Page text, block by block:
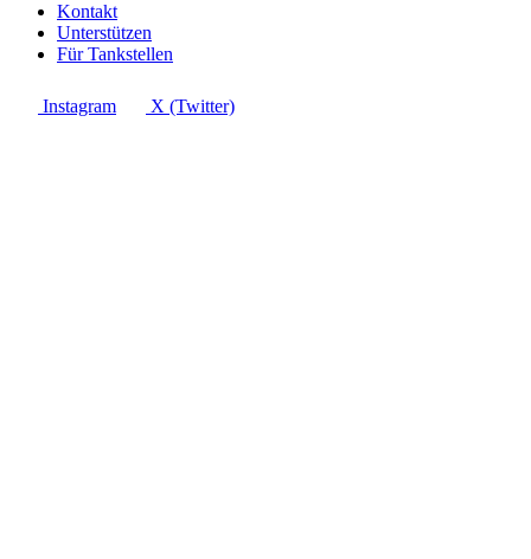
Kontakt
Unterstützen
Für Tankstellen
Instagram X (Twitter)